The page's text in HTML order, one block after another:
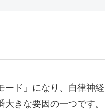
ード」になり、自律神経
きな要因の一つです。